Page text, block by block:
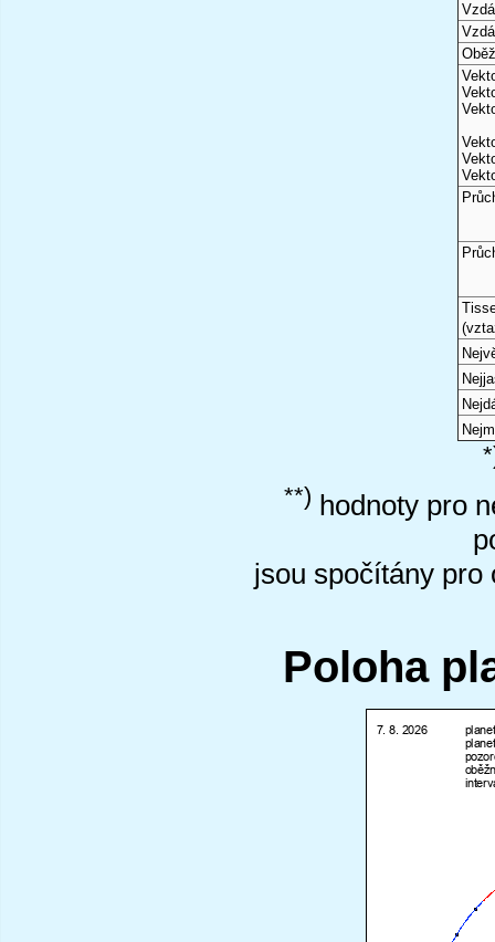
**) hodnoty pro
jsou spočítány pro
Poloha